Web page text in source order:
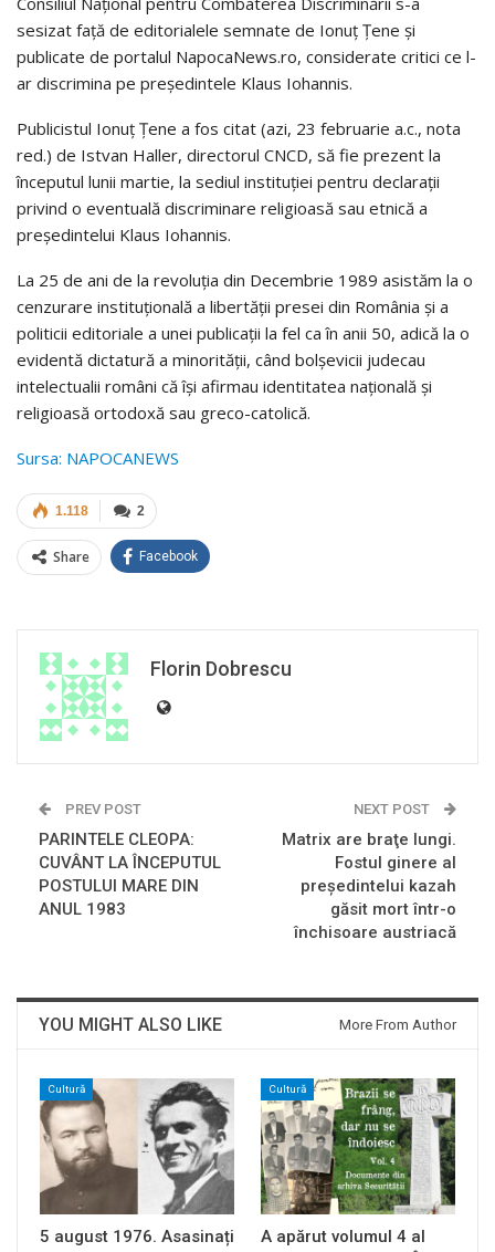
sesizat faţă de editorialele semnate de Ionuţ Ţene şi
publicate de portalul NapocaNews.ro, considerate critici ce l-
ar discrimina pe preşedintele Klaus Iohannis.
Publicistul Ionuţ Ţene a fos citat (azi, 23 februarie a.c., nota
red.) de Istvan Haller, directorul CNCD, să fie prezent la
începutul lunii martie, la sediul instituţiei pentru declaraţii
privind o eventuală discriminare religioasă sau etnică a
preşedintelui Klaus Iohannis.
La 25 de ani de la revoluţia din Decembrie 1989 asistăm la o
cenzurare instituţională a libertăţii presei din România şi a
politicii editoriale a unei publicaţii la fel ca în anii 50, adică la o
evidentă dictatură a minorităţii, când bolşevicii judecau
intelectualii români că îşi afirmau identitatea naţională şi
religioasă ortodoxă sau greco-catolică.
Sursa: NAPOCANEWS
2
1.118
Share Facebook
Florin Dobrescu
PREV POST
PARINTELE CLEOPA:
CUVÂNT LA ÎNCEPUTUL
POSTULUI MARE DIN
ANUL 1983
NEXT POST
Matrix are braţe lungi.
Fostul ginere al
preşedintelui kazah
găsit mort într-o
închisoare austriacă
YOU MIGHT ALSO LIKE More From Author
Cultură
5 august 1976. Asasinați
Cultură
A apărut volumul 4 al